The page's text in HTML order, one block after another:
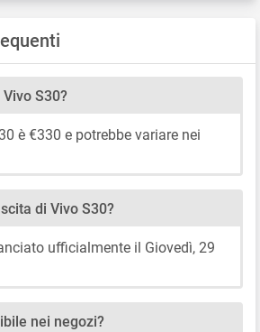
S30?
è €330 e potrebbe variare nei
di Vivo S30?
ufficialmente il Giovedì, 29
nei negozi?